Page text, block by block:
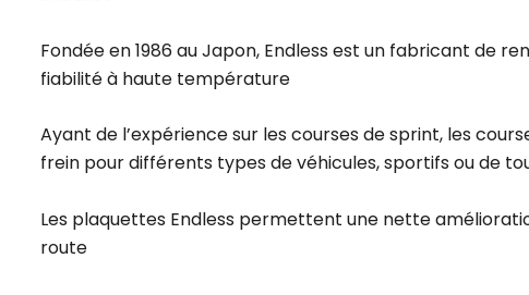
Fondée en 1986 au Japon, Endless est un fabricant de
fiabilité à haute température
Ayant de l’expérience sur les courses de sprint, les
frein pour différents types de véhicules, sportifs ou de
Les plaquettes Endless permettent une nette
route